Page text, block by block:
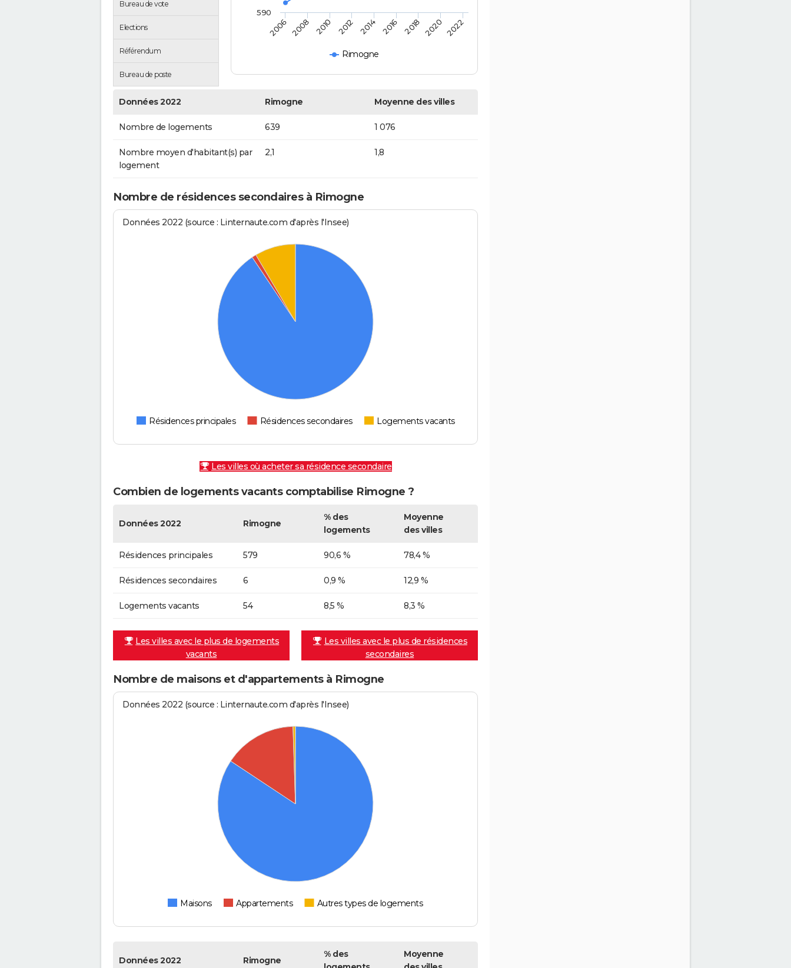
Bureau de vote
Elections
Référendum
Bureau de poste
Rimogne
2006 2008 2010 2012 2014 2016 2018 2020 2022
590
Données 2022 Rimogne Moyenne des villes
Nombre de logements 639 1 076
Nombre moyen d'habitant(s) par
logement
2,1 1,8
Nombre de résidences secondaires à Rimogne
Données 2022 (source : Linternaute.com d'après l'Insee)
Résidences principales Résidences secondaires Logements vacants
Les villes où acheter sa résidence secondaire
Combien de logements vacants comptabilise Rimogne ?
Données 2022 Rimogne
% des
logements
Moyenne
des villes
Résidences principales 579 90,6 % 78,4 %
Résidences secondaires 6 0,9 % 12,9 %
Logements vacants 54 8,5 % 8,3 %
Les villes avec le plus de logements
vacants
Les villes avec le plus de résidences
secondaires
Nombre de maisons et d'appartements à Rimogne
Données 2022 (source : Linternaute.com d'après l'Insee)
Maisons Appartements Autres types de logements
Données 2022 Rimogne
% des
Moyenne